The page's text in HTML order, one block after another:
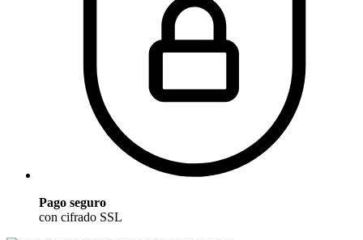
Pago seguro
con cifrado SSL